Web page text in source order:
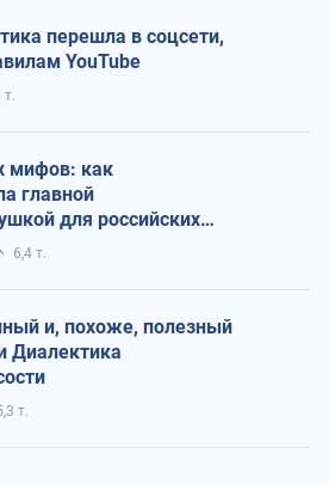
перешла в соцсети,
YouTube
т.
мифов: как
главной
для российских
6,4 т.
и, похоже, полезный
Диалектика
т.